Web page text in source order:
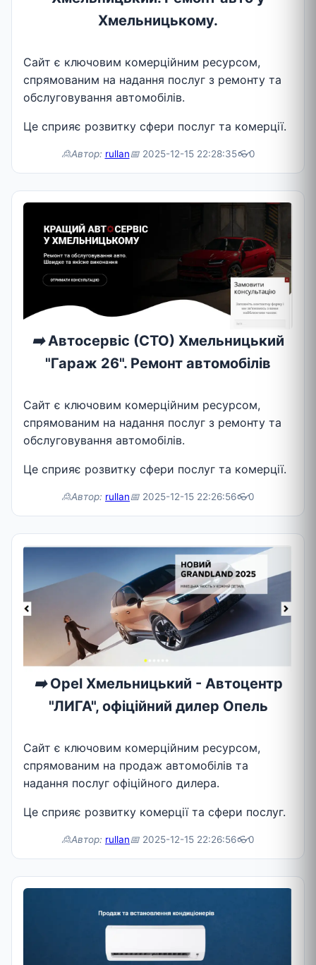
Хмельницькому.
Сайт є ключовим комерційним ресурсом,
спрямованим на надання послуг з ремонту та
обслуговування автомобілів.
Це сприяє розвитку сфери послуг та комерції.
🙎Автор: rullan📅2025-12-15 22:28:35👓0
➡️Автосервіс (СТО) Хмельницький
"Гараж 26". Ремонт автомобілів
Сайт є ключовим комерційним ресурсом,
спрямованим на надання послуг з ремонту та
обслуговування автомобілів.
Це сприяє розвитку сфери послуг та комерції.
🙎Автор: rullan📅 2025-12-15 22:26:56👓0
➡️Opel Хмельницький - Автоцентр
"ЛИГА", офіційний дилер Опель
Сайт є ключовим комерційним ресурсом,
спрямованим на продаж автомобілів та
надання послуг офіційного дилера.
Це сприяє розвитку комерції та сфери послуг.
🙎Автор: rullan📅 2025-12-15 22:26:56👓0